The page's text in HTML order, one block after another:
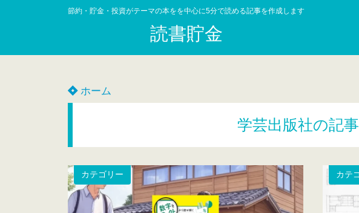
節約・貯金・投資がテーマの本をを中心に5分で読める記事を作成します
読書貯金
ホーム
学芸出版社の記
カテゴリー カテ